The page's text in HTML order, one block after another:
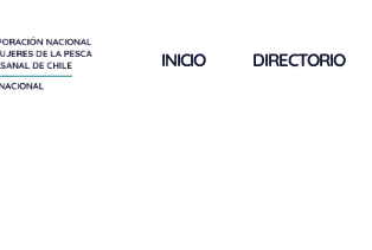
INICIO DIRECTORIO